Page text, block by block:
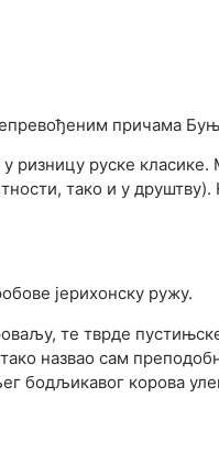
причама
руске класике.
тако и у
јерихонску ружу.
те тврде
назвао сам
бодљикавог корова